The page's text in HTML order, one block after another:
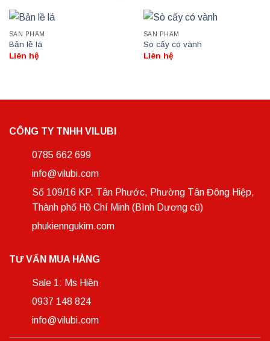
SẢN PHẨM
Bản lề lá
Liên hệ
SẢN PHẨM
Sò cấy có vành
Liên hệ
CÔNG TY TNHH VILUBI
0785 662 699
info@vilubi.com
Số 109/16 KP. Tân Phước, Phường Tân Đông Hiệp,
Thành phố Hồ Chí Minh (Bình Dương cũ)
phukienngukim.com
TƯ VẤN MUA HÀNG
Sale 1: Ms Hiền
0937 148 824
info@vilubi.com